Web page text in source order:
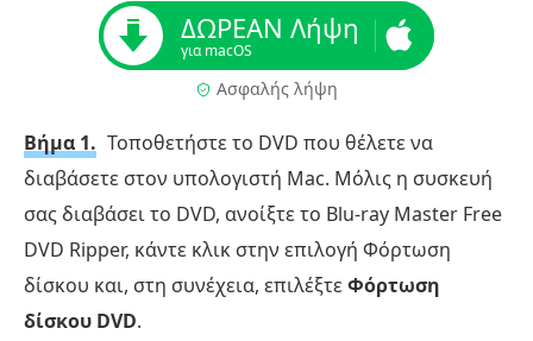
ΔΩΡΕΑΝ Λήψη
για macOS
Ασφαλής λήψη
Βήμα 1. Τοποθετήστε το DVD που θέλετε να
διαβάσετε στον υπολογιστή Mac. Μόλις η συσκευή
σας διαβάσει το DVD, ανοίξτε το Blu-ray Master Free
DVD Ripper, κάντε κλικ στην επιλογή Φόρτωση
δίσκου και, στη συνέχεια, επιλέξτεΦόρτωση
δίσκου DVD.